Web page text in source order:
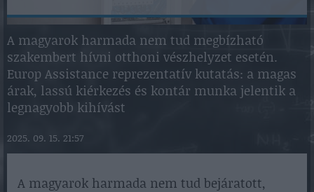
A magyarok harmada nem tud megbízható
szakembert hívni otthoni vészhelyzet esetén.
Europ Assistance reprezentatív kutatás: a magas
árak, lassú kiérkezés és kontár munka jelentik a
legnagyobb kihívást
2025. 09. 15. 21:57
A magyarok harmada nem tud bejáratott,